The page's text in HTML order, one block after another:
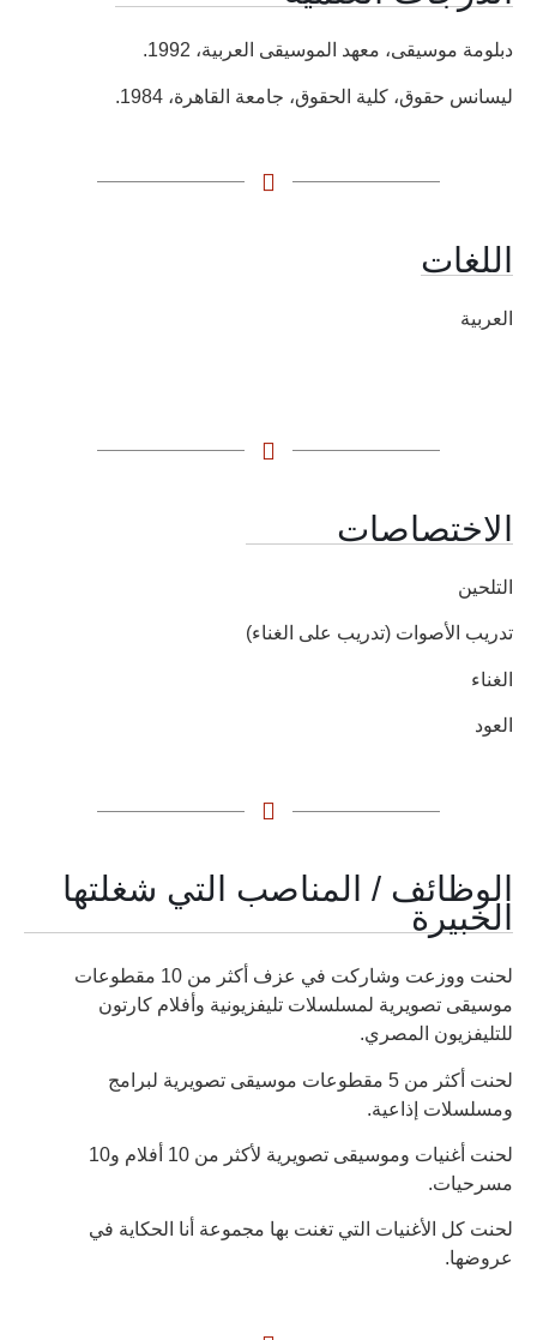
دبلومة موسيقى، معهد الموسيقى العربية، 1992.
ليسانس حقوق، كلية الحقوق، جامعة القاهرة، 1984.
اللغات
العربية
الاختصاصات
التلحين
تدريب الأصوات (تدريب على الغناء)
الغناء
العود
الوظائف / المناصب التي شغلتها
الخبيرة
لحنت ووزعت وشاركت في عزف أكثر من 10 مقطوعات
موسيقى تصويرية لمسلسلات تليفزيونية وأفلام كارتون
للتليفزيون المصري.
لحنت أكثر من 5 مقطوعات موسيقى تصويرية لبرامج
ومسلسلات إذاعية.
لحنت أغنيات وموسيقى تصويرية لأكثر من 10 أفلام و10
مسرحيات.
لحنت كل الأغنيات التي تغنت بها مجموعة أنا الحكاية في
عروضها.